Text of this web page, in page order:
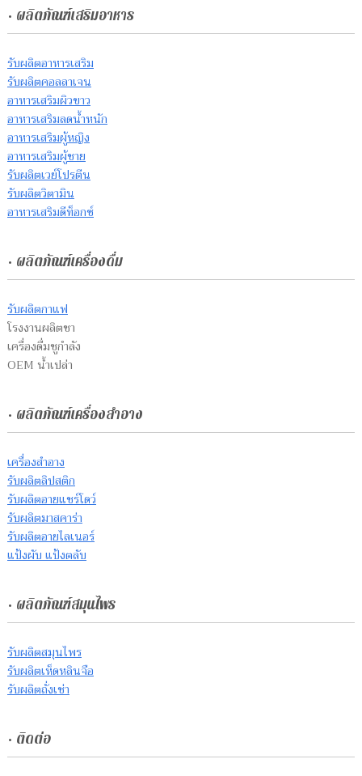
• ผลิตภัณฑ์เสริมอาหาร
รับผลิตอาหารเสริม
รับผลิตคอลลาเจน
อาหารเสริมผิวขาว
อาหารเสริมลดน้ำหนัก
อาหารเสริมผู้หญิง
อาหารเสริมผู้ชาย
รับผลิตเวย์โปรตีน
รับผลิตวิตามิน
อาหารเสริมดีท็อกซ์
• ผลิตภัณฑ์เครื่องดื่ม
รับผลิตกาแฟ
โรงงานผลิตชา
เครื่องดื่มชูกำลัง
OEM น้ำเปล่า
• ผลิตภัณฑ์เครื่องสำอาง
เครื่องสำอาง
รับผลิตลิปสติก
รับผลิตอายแชร์โดว์
รับผลิตมาสคาร่า
รับผลิตอายไลเนอร์
แป้งผับ แป้งตลับ
• ผลิตภัณฑ์สมุนไพร
รับผลิตสมุนไพร
รับผลิตเห็ดหลินจือ
รับผลิตถั่งเช่า
• ติดต่อ